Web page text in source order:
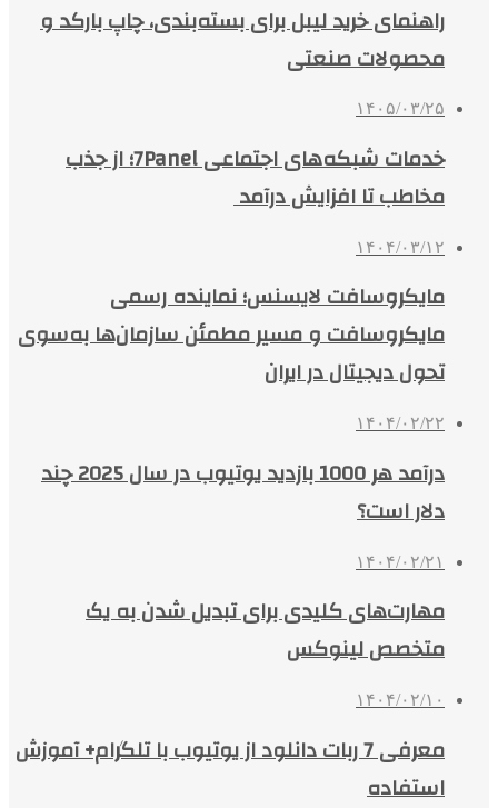
راهنمای خرید لیبل برای بسته‌بندی، چاپ بارکد و
محصولات صنعتی
۱۴۰۵/۰۳/۲۵
خدمات شبکه‌های اجتماعی 7Panel؛ از جذب
مخاطب تا افزایش درآمد
۱۴۰۴/۰۳/۱۲
مایکروسافت لایسنس؛ نماینده رسمی
مایکروسافت و مسیر مطمئن سازمان‌ها به‌سوی
تحول دیجیتال در ایران
۱۴۰۴/۰۲/۲۲
درآمد هر 1000 بازدید یوتیوب در سال 2025 چند
دلار است؟
۱۴۰۴/۰۲/۲۱
مهارت‌های کلیدی برای تبدیل شدن به یک
متخصص لینوکس
۱۴۰۴/۰۲/۱۰
معرفی 7 ربات دانلود از یوتیوب با تلگرام+ آموزش
استفاده